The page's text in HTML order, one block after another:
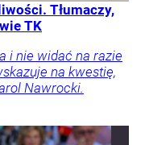
Tłumaczy,
TK
i nie widać na razie
na kwestię,
Nawrocki.